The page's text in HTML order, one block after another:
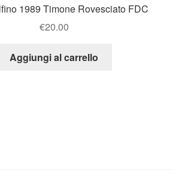
1989 Timone Rovesciato FDC
€20.00
Aggiungi al carrello